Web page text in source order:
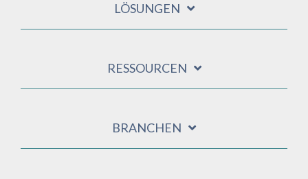
LÖSUNGEN
RESSOURCEN
BRANCHEN